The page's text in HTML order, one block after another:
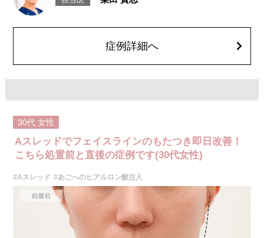
のよれ、繊維の突出などが生じることがございます。化膿止め・痛み止め
を処方しております。服用により、何か異常があれば服用を中止してくだ
費用：1部位 184,800円(税込)
オプション：笑気麻酔 3,300円(税込)
症例詳細へ
30代 女性
Aスレッドでフェイスラインのもたつき即日改善！
こちら処置前と直後の症例です(30代女性)
#Aスレッド #あごへのヒアルロン酸注入